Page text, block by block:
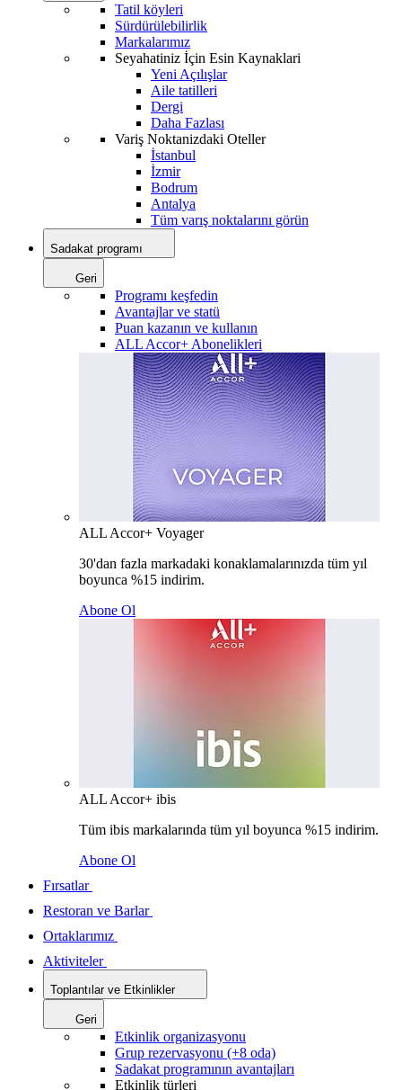
Tatil köyleri
Sürdürülebilirlik
Markalarımız
Seyahatiniz İçin Esin Kaynaklari
Yeni Açılışlar
Aile tatilleri
Dergi
Daha Fazlası
Variş Noktanizdaki Oteller
İstanbul
İzmir
Bodrum
Antalya
Tüm varış noktalarını görün
Sadakat programı
Geri
Programı keşfedin
Avantajlar ve statü
Puan kazanın ve kullanın
ALL Accor+ Abonelikleri
ALL Accor+ Voyager
30'dan fazla markadaki konaklamalarınızda tüm yıl
boyunca %15 indirim.
Abone Ol
ALL Accor+ ibis
Tüm ibis markalarında tüm yıl boyunca %15 indirim.
Abone Ol
Fırsatlar
Restoran ve Barlar
Ortaklarımız
Aktiviteler
Toplantılar ve Etkinlikler
Geri
Etkinlik organizasyonu
Grup rezervasyonu (+8 oda)
Sadakat programının avantajları
Etkinlik türleri